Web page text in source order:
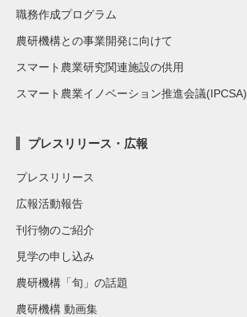
職務作成プログラム
農研機構との事業開発に向けて
スマート農業研究関連施設の供用
スマート農業イノベーション推進会議(IPCSA)
プレスリリース・広報
プレスリリース
広報活動報告
刊行物のご紹介
見学の申し込み
農研機構「旬」の話題
農研機構 動画集